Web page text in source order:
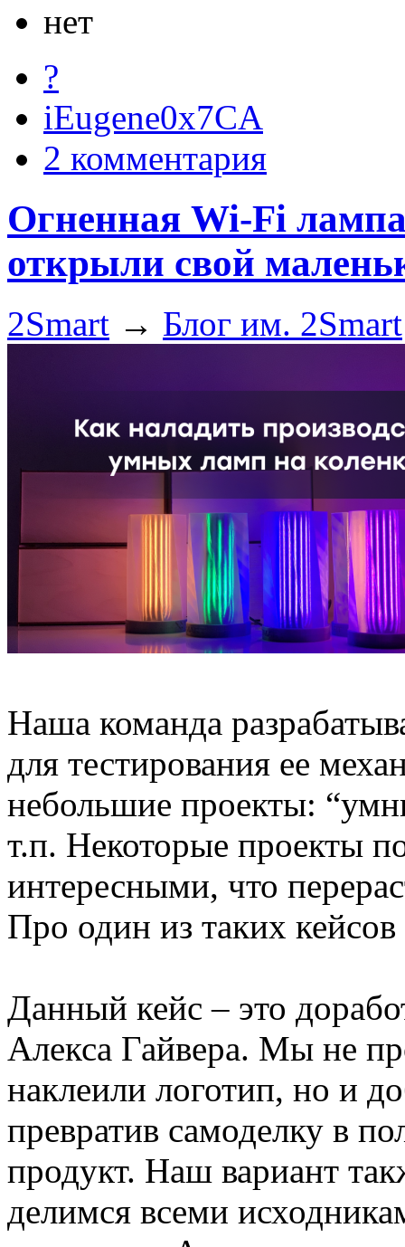
нет
?
iEugene0x7CA
2 комментария
Огненная Wi-Fi
открыли свой
2Smart → Блог им. 2Smart
Наша команда
для тестирования ее
небольшие проекты:
т.п. Некоторые проекты
интересными, что
Про один из таких
Данный кейс – это
Алекса Гайвера. Мы не
наклеили логотип, но и
превратив самоделку в
продукт. Наш вариант
делимся всеми